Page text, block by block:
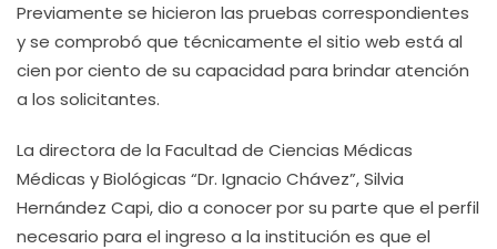
Previamente se hicieron las pruebas correspondientes
y se comprobó que técnicamente el sitio web está al
cien por ciento de su capacidad para brindar atención
a los solicitantes.
La directora de la Facultad de Ciencias Médicas
Médicas y Biológicas “Dr. Ignacio Chávez”, Silvia
Hernández Capi, dio a conocer por su parte que el perfil
necesario para el ingreso a la institución es que el